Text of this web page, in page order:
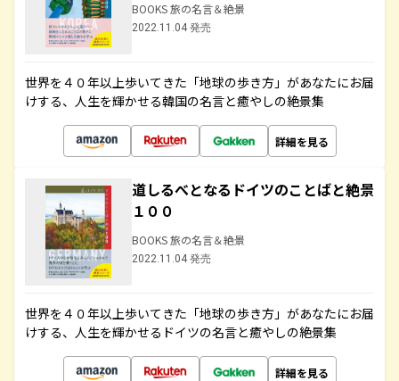
BOOKS 旅の名言＆絶景
2022.11.04 発売
世界を４０年以上歩いてきた「地球の歩き方」があなたにお届
けする、人生を輝かせる韓国の名言と癒やしの絶景集
詳細を見る
道しるべとなるドイツのことばと絶景
１００
BOOKS 旅の名言＆絶景
2022.11.04 発売
世界を４０年以上歩いてきた「地球の歩き方」があなたにお届
けする、人生を輝かせるドイツの名言と癒やしの絶景集
詳細を見る